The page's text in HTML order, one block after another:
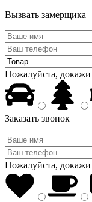
Вызвать замерщика
Пожалуйста,
Заказать звонок
Пожалуйста,